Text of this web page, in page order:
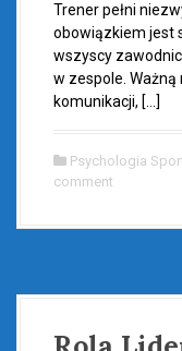
Trener pełni
obowiązkiem jest
wszyscy
w zespole.
komunikacji, […]
Psychologia
comment